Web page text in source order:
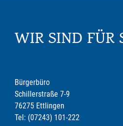
WIR SIND FÜR
Bürgerbüro
Schillerstraße 7-9
76275 Ettlingen
Tel: (07243) 101-222